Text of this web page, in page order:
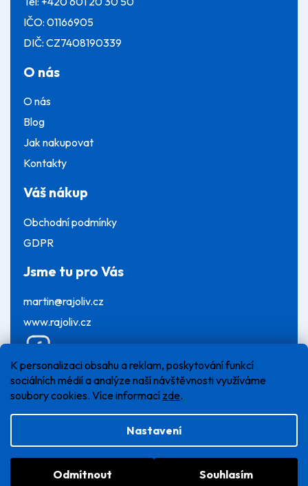
K personalizaci obsahu a reklam, poskytování funkcí
sociálních médií a analýze naší návštěvnosti využíváme
soubory cookies. Více informací zde.
Nastavení
Odmítnout Souhlasím
IČO: 01166905
DIČ: CZ7408190339
O nás
O nás
Blog
Jak nakupovat
Kontakty
Váš nákup
Obchodní podmínky
GDPR
Jsme tu pro Vás
martin@rajoliv.cz
www.rajoliv.cz
Vytvořil Shoptet
Copyright 2026Ráj oliv . Všechna práva vyhrazena.